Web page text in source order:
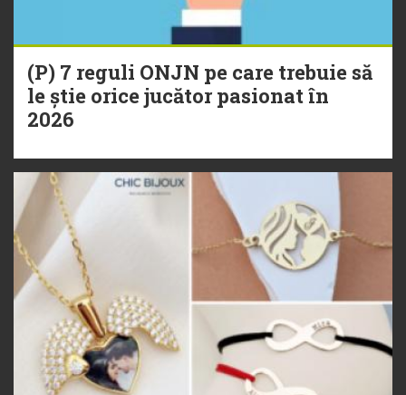
(P) 7 reguli ONJN pe care trebuie să
le știe orice jucător pasionat în
2026